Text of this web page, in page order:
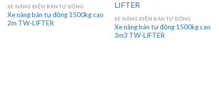
XE NÂNG ĐIỆN BÁN TỰ ĐỘNG
Xe nâng bán tự động 1500kg cao
2m TW-LIFTER
XE NÂNG ĐIỆN BÁN TỰ ĐỘNG
Xe nâng bán tự động 1500kg cao
3m3 TW-LIFTER